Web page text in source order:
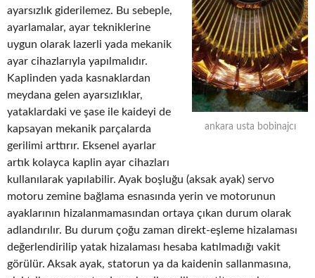
ankara usta bobinajcı
ayarsızlık giderilemez. Bu sebeple,
ayarlamalar, ayar tekniklerine
uygun olarak lazerli yada mekanik
ayar cihazlarıyla yapılmalıdır.
Kaplinden yada kasnaklardan
meydana gelen ayarsızlıklar,
yataklardaki ve şase ile kaideyi de
kapsayan mekanik parçalarda
gerilimi arttırır. Eksenel ayarlar
artık kolayca kaplin ayar cihazları
kullanılarak yapılabilir. Ayak boşluğu (aksak ayak) servo
motoru zemine bağlama esnasında yerin ve motorunun
ayaklarının hizalanmamasından ortaya çıkan durum olarak
adlandırılır. Bu durum çoğu zaman direkt-eşleme hizalaması
değerlendirilip yatak hizalaması hesaba katılmadığı vakit
görülür. Aksak ayak, statorun ya da kaidenin sallanmasına,